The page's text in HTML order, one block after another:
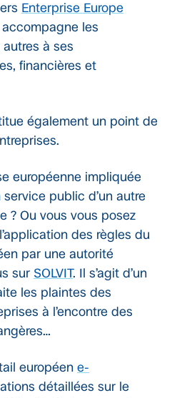
Enterprise Europe
les
à ses
financières et
également un point de
européenne impliquée
public d’un autre
? Ou vous vous posez
des règles du
par une autorité
sur SOLVIT. Il s’agit d’un
les plaintes des
à l’encontre des
européen e-
détaillées sur le